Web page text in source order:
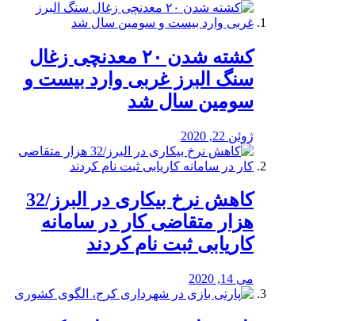
کشته شدن ۲۰ معدنچی زغال
سنگ البرز غربی وارد بیست و
سومین سال شد
ژوئن 22, 2020
کاهش نرخ بیکاری در البرز/32
هزار متقاضی کار در سامانه
کاریابی ثبت نام کردند
می 14, 2020